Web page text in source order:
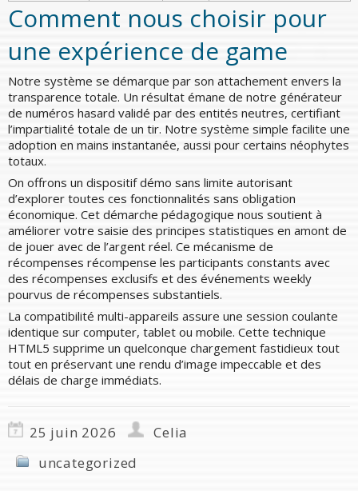
Comment nous choisir pour
une expérience de game
Notre système se démarque par son attachement envers la
transparence totale. Un résultat émane de notre générateur
de numéros hasard validé par des entités neutres, certifiant
l’impartialité totale de un tir. Notre système simple facilite une
adoption en mains instantanée, aussi pour certains néophytes
totaux.
On offrons un dispositif démo sans limite autorisant
d’explorer toutes ces fonctionnalités sans obligation
économique. Cet démarche pédagogique nous soutient à
améliorer votre saisie des principes statistiques en amont de
de jouer avec de l’argent réel. Ce mécanisme de
récompenses récompense les participants constants avec
des récompenses exclusifs et des événements weekly
pourvus de récompenses substantiels.
La compatibilité multi-appareils assure une session coulante
identique sur computer, tablet ou mobile. Cette technique
HTML5 supprime un quelconque chargement fastidieux tout
tout en préservant une rendu d’image impeccable et des
délais de charge immédiats.
25 juin 2026
Celia
uncategorized